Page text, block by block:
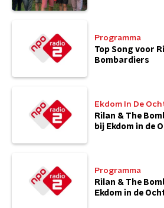
Programma
Top Song voor
Bombardiers
Ekdom In De
Rilan & The
bij Ekdom in de
Programma
Rilan & The
Ekdom in de